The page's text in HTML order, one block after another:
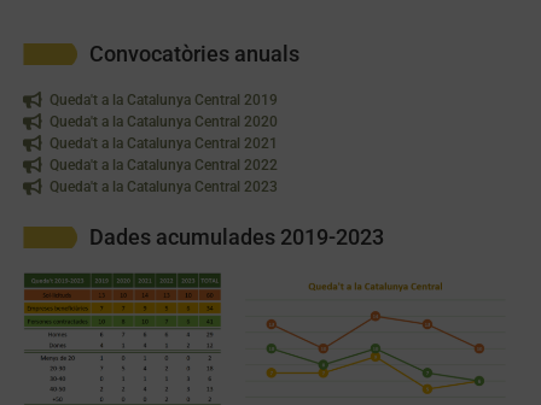
Convocatòries anuals
Queda't a la Catalunya Central 2019
Queda't a la Catalunya Central 2020
Queda't a la Catalunya Central 2021
Queda't a la Catalunya Central 2022
Queda't a la Catalunya Central 2023
Dades acumulades 2019-2023